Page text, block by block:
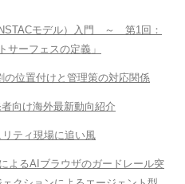
モデル）入門 ～ 第1回：
サーフェスの定義」
位置付けと管理策の対応関係
向け海外最新動向紹介
ティ現場に追い風
よるAIブラウザのガードレール突